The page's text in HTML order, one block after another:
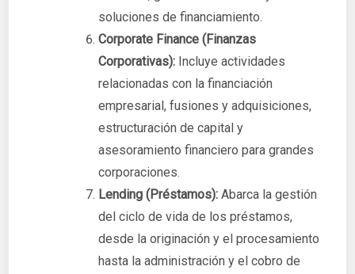
soluciones de financiamiento.
Corporate Finance (Finanzas
Corporativas): Incluye actividades
relacionadas con la financiación
empresarial, fusiones y adquisiciones,
estructuración de capital y
asesoramiento financiero para grandes
corporaciones.
Lending (Préstamos): Abarca la gestión
del ciclo de vida de los préstamos,
desde la originación y el procesamiento
hasta la administración y el cobro de